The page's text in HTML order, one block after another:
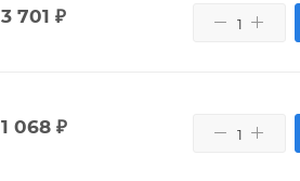
3 701 ₽
1 068 ₽